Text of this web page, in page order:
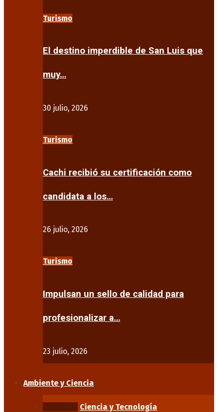
Turismo
El destino imperdible de San Luis que
muy…
30 julio, 2026
Turismo
Cachi recibió su certificación como
candidata a los…
26 julio, 2026
Turismo
Impulsan un sello de calidad para
profesionalizar a…
23 julio, 2026
Ambiente y Ciencia
Ciencia y Tecnología